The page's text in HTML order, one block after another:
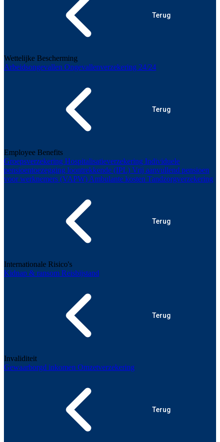
Terug
Wettelijke Bescherming
Arbeidsongevallen Ongevallenverzekering 24/24
Terug
Employee Benefits
Groepsverzekering Hospitalisatieverzekering Individuele
pensioentoezegging loontrekkende (IPL) Vrij aanvullend pensioen
voor werknemers (VAPW) Ambulante kosten Tandzorgverzekering
Terug
Internationale Risico's
Kidnap & ransom Reisbijstand
Terug
Invaliditeit
Gewaarborgd inkomen Omzetverzekering
Terug